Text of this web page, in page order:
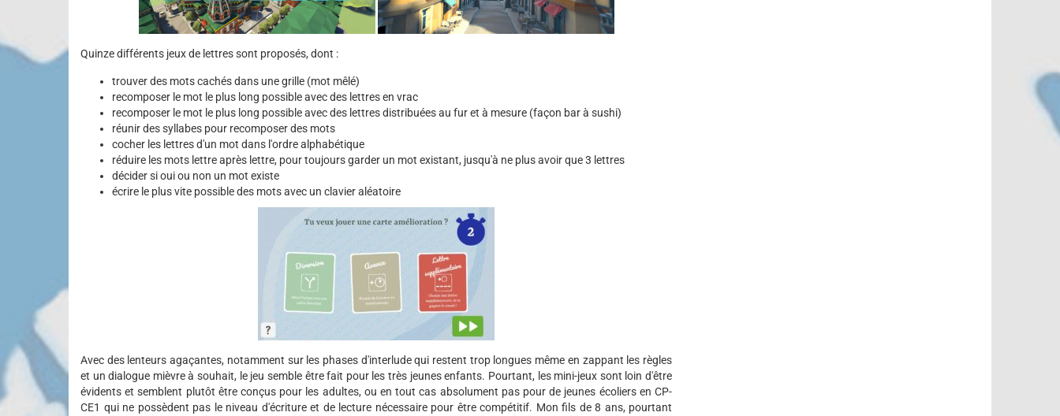
Quinze différents jeux de lettres sont proposés, dont :
trouver des mots cachés dans une grille (mot mêlé)
recomposer le mot le plus long possible avec des lettres en vrac
recomposer le mot le plus long possible avec des lettres distribuées au fur et à mesure (façon bar à sushi)
réunir des syllabes pour recomposer des mots
cocher les lettres d'un mot dans l'ordre alphabétique
réduire les mots lettre après lettre, pour toujours garder un mot existant, jusqu'à ne plus avoir que 3 lettres
décider si oui ou non un mot existe
écrire le plus vite possible des mots avec un clavier aléatoire
Avec des lenteurs agaçantes, notamment sur les phases d'interlude qui restent trop longues même en zappant les règles
et un dialogue mièvre à souhait, le jeu semble être fait pour les très jeunes enfants. Pourtant, les mini-jeux sont loin d'être
évidents et semblent plutôt être conçus pour les adultes, ou en tout cas absolument pas pour de jeunes écoliers en CP-
CE1 qui ne possèdent pas le niveau d'écriture et de lecture nécessaire pour être compétitif. Mon fils de 8 ans, pourtant